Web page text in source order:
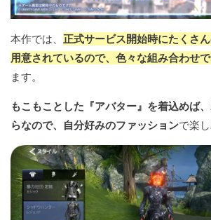
本作では、 正式サービス開始時にたくさ
用意されているので、色々な組み合わせ
ます。
もこもことした『アバター』を着込めば
らなので、自分好みのファッションで楽